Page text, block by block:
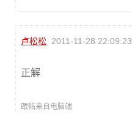
卢松松 2011-11-28 22:09:23
正解
跟帖来自电脑端